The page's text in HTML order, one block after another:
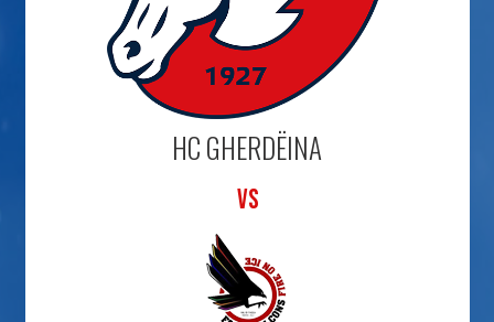
HC GHERDËINA
VS